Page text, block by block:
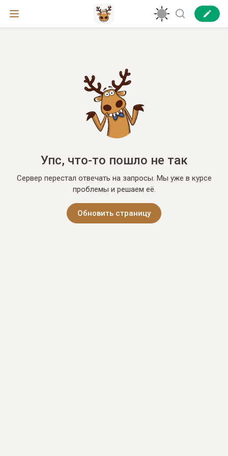
Упс, что-то пошло не так
Сервер перестал отвечать на запросы. Мы уже в курсе
проблемы и решаем её.
Обновить страницу